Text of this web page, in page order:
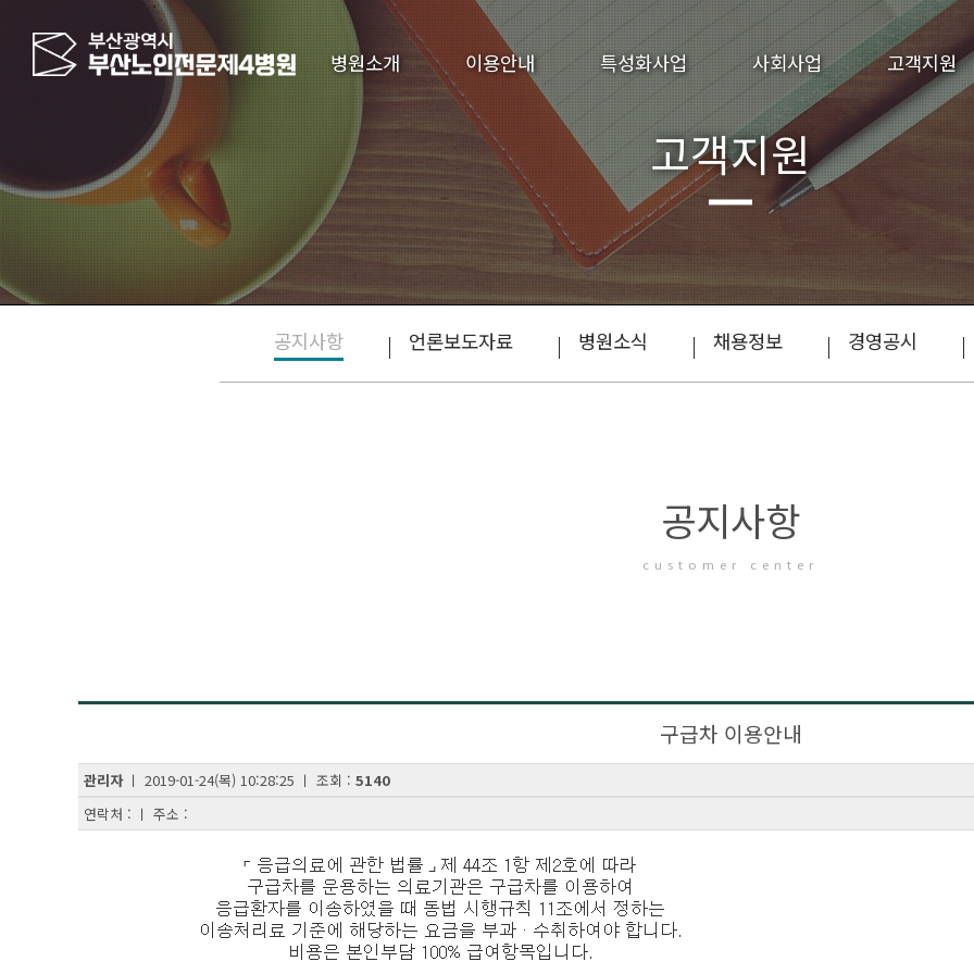
병원소개 이용안내 특성화사업 사회사업 고객지원
고객지원
공지사항 언론보도자료 병원소식 채용정보 경영공시
공지사항
customer center
구급차 이용안내
관리자ㅣ 2019-01-24(목) 10:28:25 ㅣ 조회 : 5140
연락처 : ㅣ 주소 :